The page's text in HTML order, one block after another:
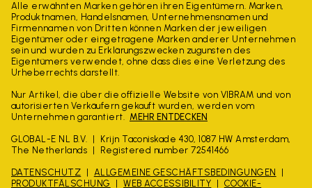
Alle erwähnten Marken gehören ihren Eigentümern. Marken,
Produktnamen, Handelsnamen, Unternehmensnamen und
Firmennamen von Dritten können Marken der jeweiligen
Eigentümer oder eingetragene Marken anderer Unternehmen
sein und wurden zu Erklärungszwecken zugunsten des
Eigentümers verwendet, ohne dass dies eine Verletzung des
Urheberrechts darstellt.
Nur Artikel, die über die offizielle Website von VIBRAM und von
autorisierten Verkäufern gekauft wurden, werden vom
Unternehmen garantiert. MEHR ENTDECKEN
GLOBAL-E NL B.V.
Krijn Taconiskade 430, 1087 HW Amsterdam,
The Netherlands
Registered number 72541466
DATENSCHUTZ
ALLGEMEINE GESCHÄFTSBEDINGUNGEN
PRODUKTFÄLSCHUNG
WEB ACCESSIBILITY COOKIE-